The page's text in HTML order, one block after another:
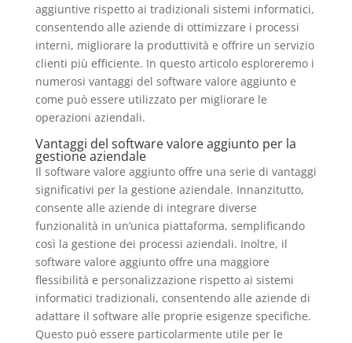
aggiuntive rispetto ai tradizionali sistemi informatici,
consentendo alle aziende di ottimizzare i processi
interni, migliorare la produttività e offrire un servizio
clienti più efficiente. In questo articolo esploreremo i
numerosi vantaggi del software valore aggiunto e
come può essere utilizzato per migliorare le
operazioni aziendali.
Vantaggi del software valore aggiunto per la
gestione aziendale
Il software valore aggiunto offre una serie di vantaggi
significativi per la gestione aziendale. Innanzitutto,
consente alle aziende di integrare diverse
funzionalità in un’unica piattaforma, semplificando
così la gestione dei processi aziendali. Inoltre, il
software valore aggiunto offre una maggiore
flessibilità e personalizzazione rispetto ai sistemi
informatici tradizionali, consentendo alle aziende di
adattare il software alle proprie esigenze specifiche.
Questo può essere particolarmente utile per le